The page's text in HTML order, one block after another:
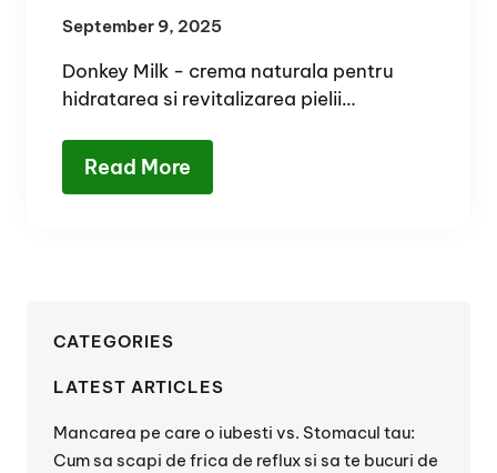
September 9, 2025
Donkey Milk - crema naturala pentru
hidratarea si revitalizarea pielii…
Read More
CATEGORIES
LATEST ARTICLES
Mancarea pe care o iubesti vs. Stomacul tau:
Cum sa scapi de frica de reflux si sa te bucuri de